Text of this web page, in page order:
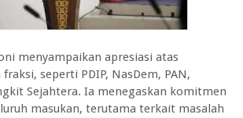
menyampaikan apresiasi atas
seperti PDIP, NasDem, PAN,
Sejahtera. Ia menegaskan komitmen
masukan, terutama terkait masalah